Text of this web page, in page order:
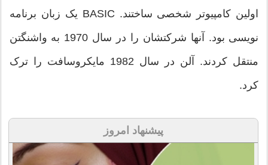
اولین کامپیوتر شخصی ساختند. BASIC یک زبان برنامه
نویسی بود. آنها شرکتشان را در سال 1970 به واشنگتن
منتقل کردند. آلن در سال 1982 مایکروسافت را ترک
کرد.
پیشنهاد امروز